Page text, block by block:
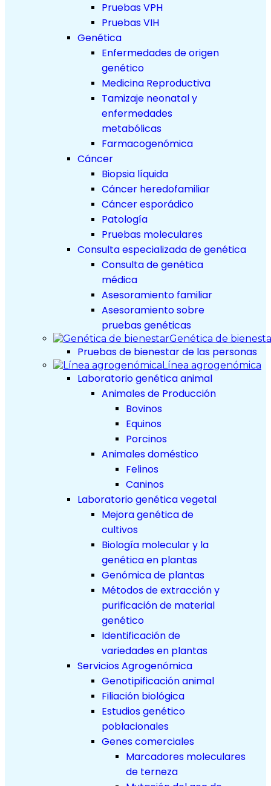
Pruebas VPH
Pruebas VIH
Genética
Enfermedades de origen
genético
Medicina Reproductiva
Tamizaje neonatal y
enfermedades
metabólicas
Farmacogenómica
Cáncer
Biopsia líquida
Cáncer heredofamiliar
Cáncer esporádico
Patología
Pruebas moleculares
Consulta especializada de genética
Consulta de genética
médica
Asesoramiento familiar
Asesoramiento sobre
pruebas genéticas
Genética de
Pruebas de bienestar de las personas
Línea agrogenómica
Laboratorio genética animal
Animales de Producción
Bovinos
Equinos
Porcinos
Animales doméstico
Felinos
Caninos
Laboratorio genética vegetal
Mejora genética de
cultivos
Biología molecular y la
genética en plantas
Genómica de plantas
Métodos de extracción y
purificación de material
genético
Identificación de
variedades en plantas
Servicios Agrogenómica
Genotipificación animal
Filiación biológica
Estudios genético
poblacionales
Genes comerciales
Marcadores moleculares
de terneza